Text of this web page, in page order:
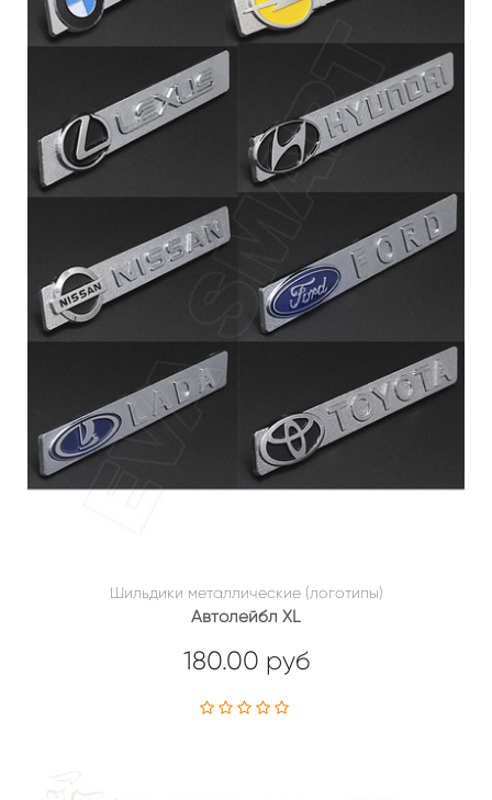
Шильдики металлические (логотипы)
Автолейбл XL
180.00 руб